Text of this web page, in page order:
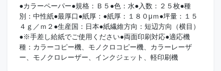
●カラーペーパー●規格：Ｂ５●色：水●入数：２５枚●種
別：中性紙●最厚口●紙厚：●紙厚：１８０μｍ●坪量：１５
４ｇ／ｍ２●生産国：日本●紙繊維方向：短辺方向（横目）
●※手差し給紙でご使用ください●両面印刷対応●適応機
種：カラーコピー機、モノクロコピー機、カラーレーザ
ー、モノクロレーザー、インクジェット、軽印刷機